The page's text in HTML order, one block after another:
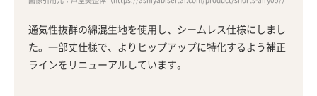
通気性抜群の綿混生地を使用し、シームレス仕様にしまし
た。一部丈仕様で、よりヒップアップに特化するよう補正
ラインをリニューアルしています。